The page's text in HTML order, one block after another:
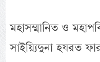
মহাসম্মানিত ও
সাইয়্যিদুনা হযরত